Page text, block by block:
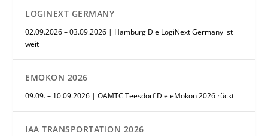
LOGINEXT GERMANY
02.09.2026 – 03.09.2026 | Hamburg Die LogiNext Germany ist
weit
EMOKON 2026
09.09. – 10.09.2026 | ÖAMTC Teesdorf Die eMokon 2026 rückt
IAA TRANSPORTATION 2026